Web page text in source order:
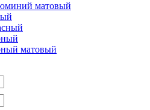
матовый
матовый